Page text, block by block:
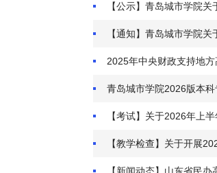
【公示】青岛城市学院
【通知】青岛城市学院
2025年中央财政支持地
青岛城市学院2026版本
【考试】关于2026年上
【教学检查】关于开展